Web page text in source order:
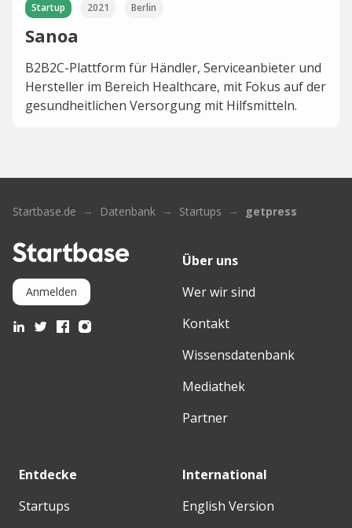
Startup 2021 Berlin
Sanoa
B2B2C-Plattform für Händler, Serviceanbieter und
Hersteller im Bereich Healthcare, mit Fokus auf der
gesundheitlichen Versorgung mit Hilfsmitteln.
Startbase.de Datenbank Startups getpress
Anmelden
Über uns
Wer wir sind
Kontakt
Wissensdatenbank
Mediathek
Partner
Entdecke
Startups
International
English Version